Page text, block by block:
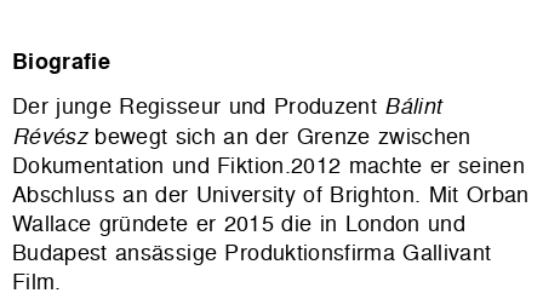
Biografie
Der junge Regisseur und Produzent Bálint
Révészbewegt sich an der Grenze zwischen
Dokumentation und Fiktion.2012 machte er seinen
Abschluss an der University of Brighton. Mit Orban
Wallace gründete er 2015 die in London und
Budapest ansässige Produktionsfirma Gallivant
Film.